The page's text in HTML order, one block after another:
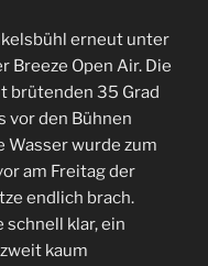
erneut unter
Breeze Open Air. Die
brütenden 35 Grad
vor den Bühnen
wurde zum
am Freitag der
endlich brach.
schnell klar, ein
kaum